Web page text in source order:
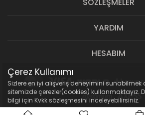
YARDIM
HESABIM
Çerez Kullanımı
Sizlere en iyi alışveriş deneyimini sunabilmek
sitemizde çerezler(cookies) kullanmaktayız.
bilgi için Kvkk sözleşmesini inceleyebilirsiniz.